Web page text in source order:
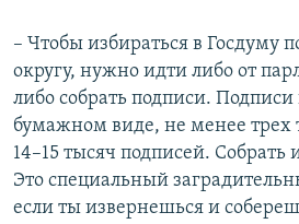
– Чтобы избираться в Госдуму
округу, нужно идти либо от
либо собрать подписи. Подписи
бумажном виде, не менее трех
14–15 тысяч подписей.
Это специальный
если ты извернешься и